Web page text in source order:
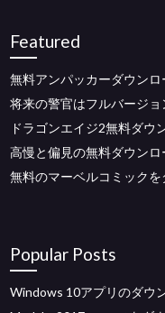
Featured
無料アンパッカーダウンロ
将来の警官はフルバージ
ドラゴンエイジ2無料ダウ
高慢と偏見の無料ダウンロ
無料のマーベルコミックを
Popular Posts
Windows 10アプリのダウ